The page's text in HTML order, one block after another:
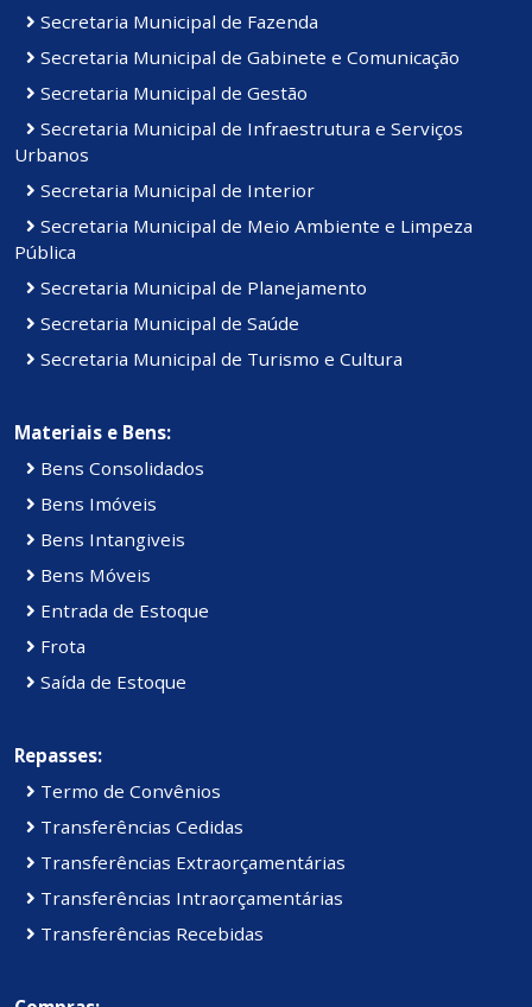
Secretaria Municipal de Fazenda
Secretaria Municipal de Gabinete e Comunicação
Secretaria Municipal de Gestão
Secretaria Municipal de Infraestrutura e Serviços
Urbanos
Secretaria Municipal de Interior
Secretaria Municipal de Meio Ambiente e Limpeza
Pública
Secretaria Municipal de Planejamento
Secretaria Municipal de Saúde
Secretaria Municipal de Turismo e Cultura
Materiais e Bens:
Bens Consolidados
Bens Imóveis
Bens Intangiveis
Bens Móveis
Entrada de Estoque
Frota
Saída de Estoque
Repasses:
Termo de Convênios
Transferências Cedidas
Transferências Extraorçamentárias
Transferências Intraorçamentárias
Transferências Recebidas